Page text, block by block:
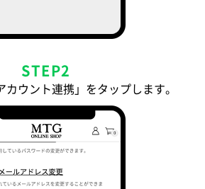
STEP2
カウント連携」をタップします。